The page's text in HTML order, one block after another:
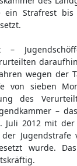
ein Strafrest
–
wegen der
von sieben
des
–
Juli 2012 mit
wurde.